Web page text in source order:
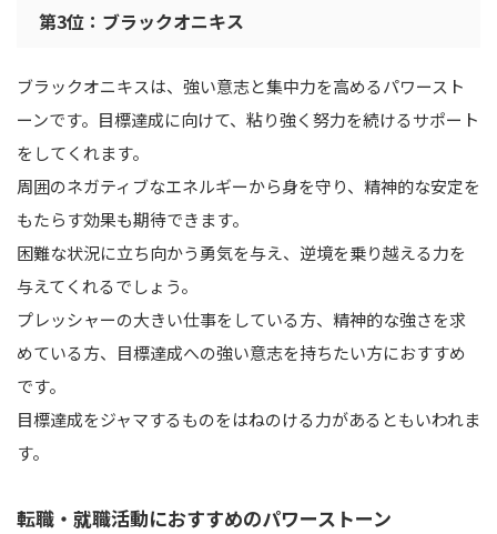
第3位：ブラックオニキス
ブラックオニキスは、強い意志と集中力を高めるパワースト
ーンです。目標達成に向けて、粘り強く努力を続けるサポート
をしてくれます。
周囲のネガティブなエネルギーから身を守り、精神的な安定を
もたらす効果も期待できます。
困難な状況に立ち向かう勇気を与え、逆境を乗り越える力を
与えてくれるでしょう。
プレッシャーの大きい仕事をしている方、精神的な強さを求
めている方、目標達成への強い意志を持ちたい方におすすめ
です。
目標達成をジャマするものをはねのける力があるともいわれま
す。
転職・就職活動におすすめのパワーストーン